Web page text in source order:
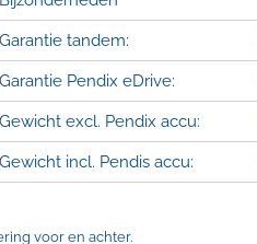
Garantie tandem:
Garantie Pendix eDrive:
Gewicht excl. Pendix accu:
Gewicht incl. Pendis accu:
voor en achter.